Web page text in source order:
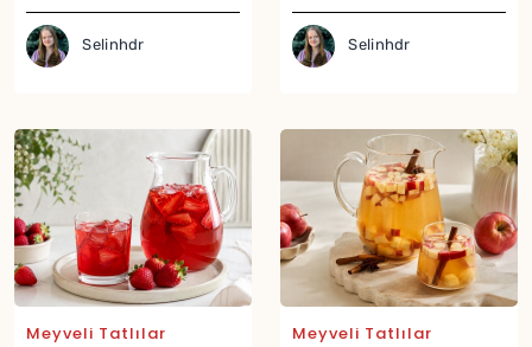
Selinhdr Selinhdr
Meyveli Tatlılar
Meyveli Tatlılar